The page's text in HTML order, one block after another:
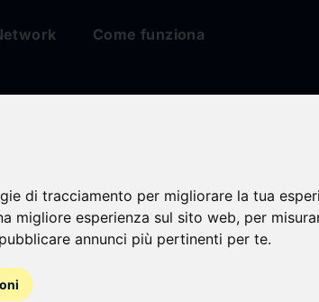
di tracciamento per migliorare la tua
migliore esperienza sul sito web, per
annunci più pertinenti per te.
Come funziona